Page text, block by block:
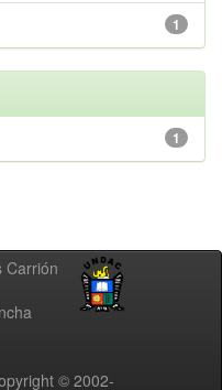
1
1
Carrión
© 2002-